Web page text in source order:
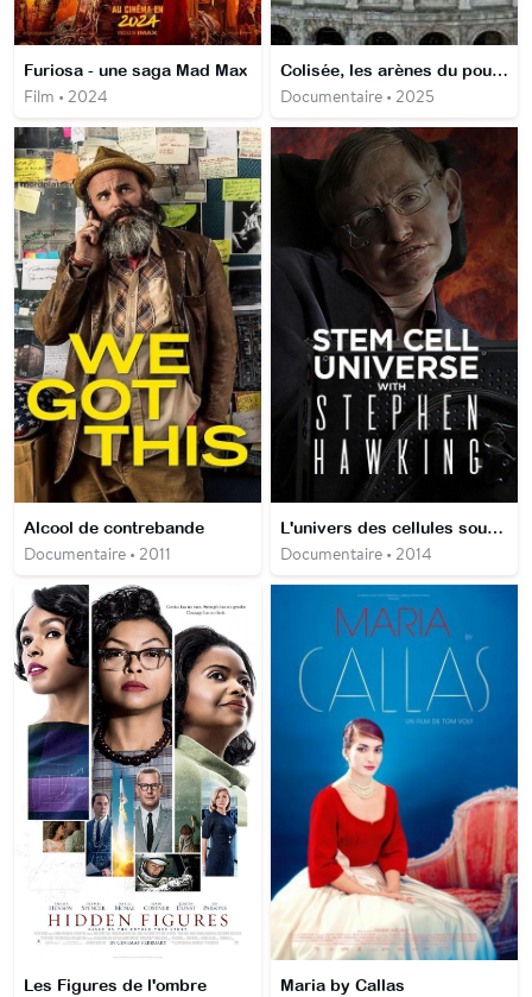
Furiosa - une saga Mad Max
Film • 2024
Colisée, les arènes du pouvoir
Documentaire • 2025
Alcool de contrebande
Documentaire • 2011
L'univers des cellules souches avec Stephen Hawking
Documentaire • 2014
Les Figures de l'ombre Maria by Callas